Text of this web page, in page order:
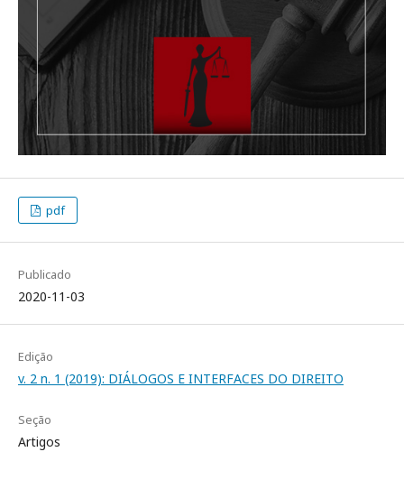
pdf
Publicado
2020-11-03
Edição
v. 2 n. 1 (2019): DIÁLOGOS E INTERFACES DO DIREITO
Seção
Artigos